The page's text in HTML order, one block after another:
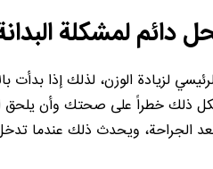
لزيادة الوزن، لذلك إذا بدأت
ذلك خطراً على صحتك وأن يلحق
الجراحة، ويحدث ذلك عندما